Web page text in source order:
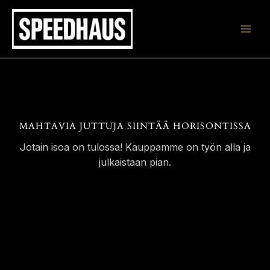
Siirry
sisältöön
MAHTAVIA JUTTUJA SIINTÄÄ HORISONTISSA
Jotain isoa on tulossa! Kauppamme on työn alla ja
julkaistaan pian.